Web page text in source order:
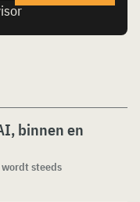
binnen en
steeds